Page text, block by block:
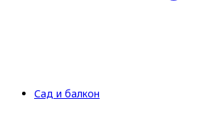
Сад и балкон